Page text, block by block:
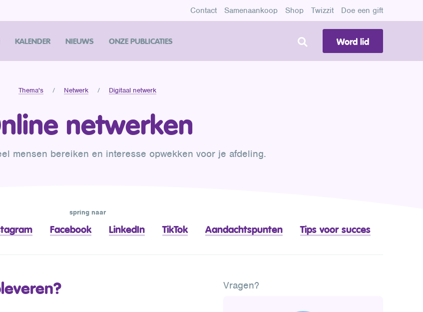
Contact Samenaankoop Shop Twizzit Doe een gift
KALENDER NIEUWS ONZE PUBLICATIES Word lid
Thema's Netwerk Digitaal netwerk
netwerken
mensen bereiken en interesse opwekken voor je afdeling.
spring naar
Facebook LinkedIn TikTok Aandachtspunten Tips voor succes
Vragen?